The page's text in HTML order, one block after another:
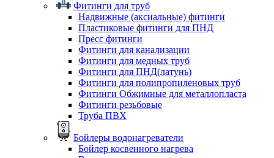
Фитинги для труб
Надвижные (аксиальные) фитинги
Пластиковые фитинги для ПНД
Пресс фитинги
Фитинги для канализации
Фитинги для медных труб
Фитинги для ПНД(латунь)
Фитинги для полипропиленовых труб
Фитинги Обжимные для металлопласта
Фитинги резьбовые
Труба ПВХ
Бойлеры водонагреватели
Бойлер косвенного нагрева